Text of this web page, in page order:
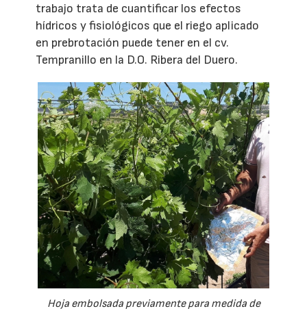
trabajo trata de cuantificar los efectos
hídricos y fisiológicos que el riego aplicado
en prebrotación puede tener en el cv.
Tempranillo en la D.O. Ribera del Duero.
Hoja embolsada previamente para medida de